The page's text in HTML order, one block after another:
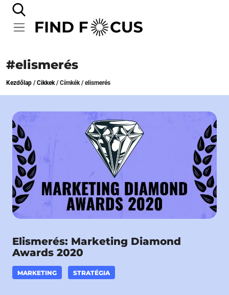
#elismerés
Kezdőlap /Cikkek/Címkék/elismerés
Elismerés: Marketing Diamond
Awards 2020
MARKETING STRATÉGIA